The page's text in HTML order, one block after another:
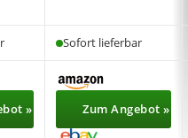
Sofort lieferbar
»
Zum Angebot »